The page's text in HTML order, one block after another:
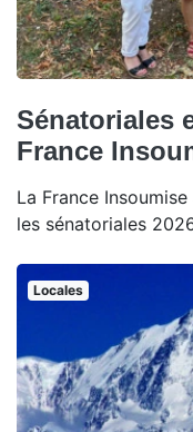
Sénatoriales
France
La France
les sénatoriales
Locales